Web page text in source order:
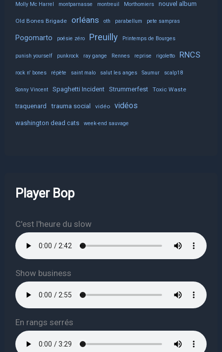
Molly Mc Harrel montparnasse montreuil Morthomiers nouvel album
Old Bones Brigade orléans oth parabellum pete sampras
Pogomarto poésie zéro Preuilly Printemps de Bourges
punish yourself punkrock ray gange Rennes reprise rigoletto RNCS
rock n' bones répète saint malo salut les anges Saumur scalp18
Sonny Vincent Spaghetti Incident Strummerfest Toxic Waste
traquenard trauma social vidéo vidéos
washington dead cats week-end sauvage
Player Bop
C'est l'heure du slow
Show business
En rangs serrés